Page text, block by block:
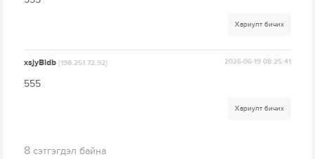
Хариулт бичих
xsjyBldb[198.251.72.92] 2026-06-19 08:25:41
555
Хариулт бичих
8 сэтгэгдэл байна